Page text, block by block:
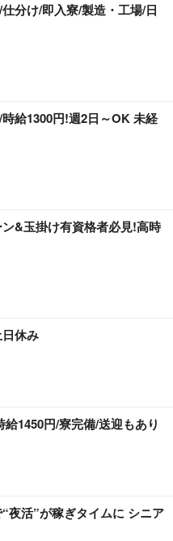
分け/即入寮/製造・工場/日
給1300円!週2日～OK 未経
&玉掛け有資格者必見!高時
休み
1450円/寮完備/送迎もあり
夜活”が稼ぎタイムに シニア